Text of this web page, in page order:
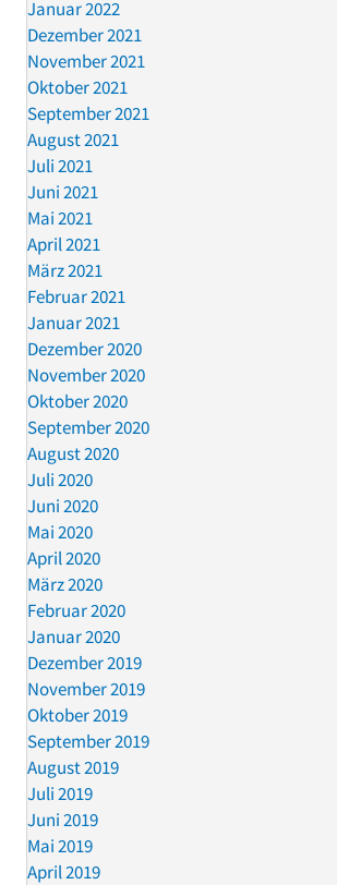
Januar 2022
Dezember 2021
November 2021
Oktober 2021
September 2021
August 2021
Juli 2021
Juni 2021
Mai 2021
April 2021
März 2021
Februar 2021
Januar 2021
Dezember 2020
November 2020
Oktober 2020
September 2020
August 2020
Juli 2020
Juni 2020
Mai 2020
April 2020
März 2020
Februar 2020
Januar 2020
Dezember 2019
November 2019
Oktober 2019
September 2019
August 2019
Juli 2019
Juni 2019
Mai 2019
April 2019